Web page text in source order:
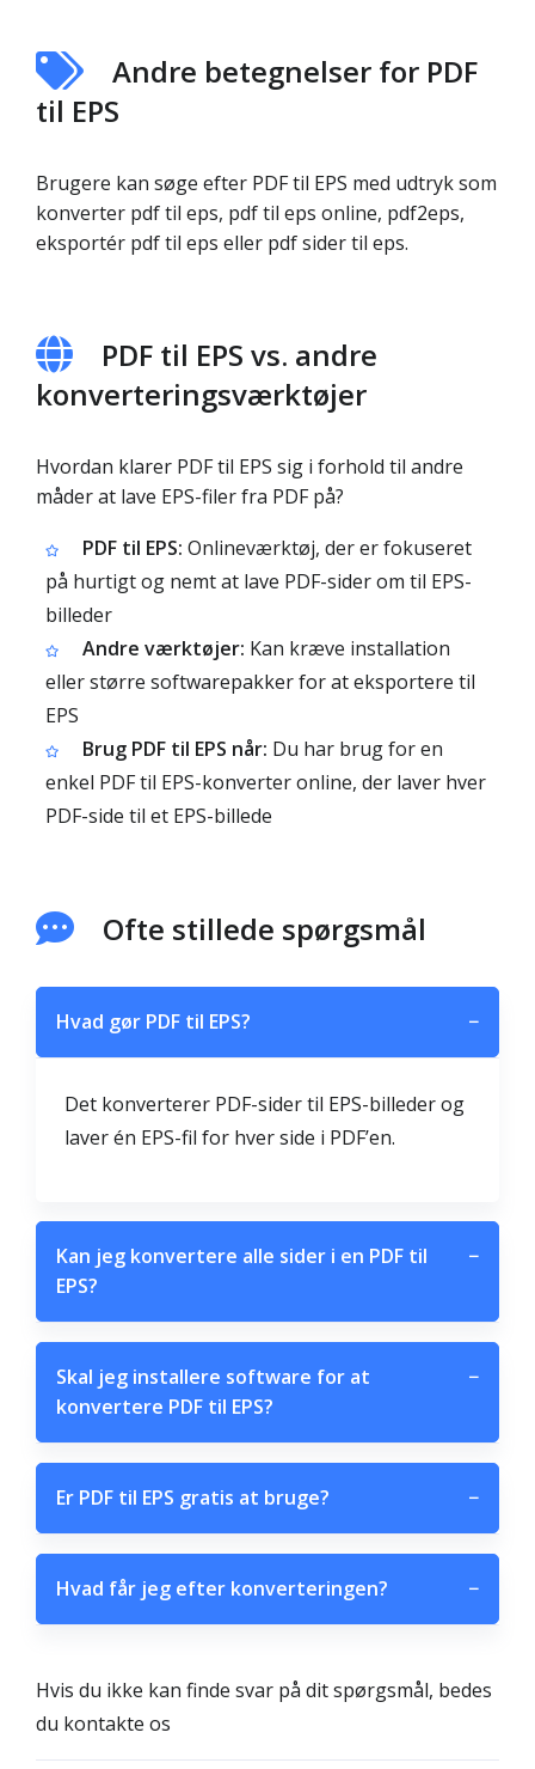
Andre betegnelser for PDF
til EPS
Brugere kan søge efter PDF til EPS med udtryk som
konverter pdf til eps, pdf til eps online, pdf2eps,
eksportér pdf til eps eller pdf sider til eps.
PDF til EPS vs. andre
konverteringsværktøjer
Hvordan klarer PDF til EPS sig i forhold til andre
måder at lave EPS-filer fra PDF på?
PDF til EPS: Onlineværktøj, der er fokuseret
på hurtigt og nemt at lave PDF-sider om til EPS-
billeder
Andre værktøjer: Kan kræve installation
eller større softwarepakker for at eksportere til
EPS
Brug PDF til EPS når: Du har brug for en
enkel PDF til EPS-konverter online, der laver hver
PDF-side til et EPS-billede
Ofte stillede spørgsmål
Hvad gør PDF til EPS? −
Det konverterer PDF-sider til EPS-billeder og
laver én EPS-fil for hver side i PDF’en.
Kan jeg konvertere alle sider i en PDF til
EPS?
−
Skal jeg installere software for at
konvertere PDF til EPS?
−
Er PDF til EPS gratis at bruge? −
Hvad får jeg efter konverteringen? −
Hvis du ikke kan finde svar på dit spørgsmål, bedes
du kontakte os